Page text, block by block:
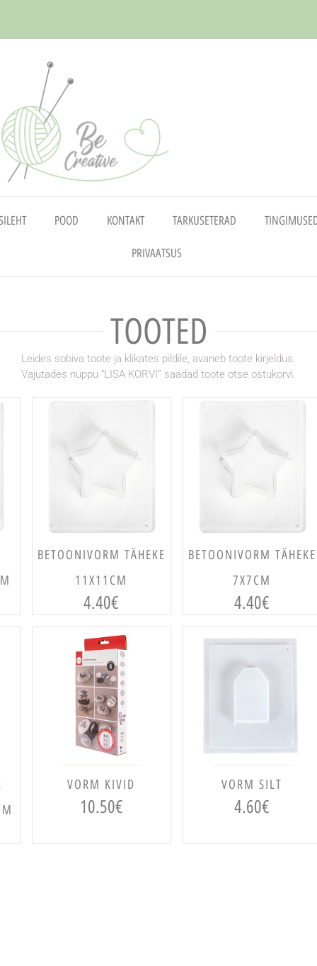
POOD KONTAKT TARKUSETERAD
PRIVAATSUS
TOOTED
Leides sobiva toote ja klikates pildile, avaneb toote kirjeldus.
Vajutades nuppu “LISA KORVI” saadad toote otse ostukorvi.
LISA KORVI
BETOONIVORM TÄHEKE
11X11CM
4.40€
LISA KORVI
BETOONIVORM TÄHEKE
7X7CM
4.40€
LISA KORVI
VORM KIVID
10.50€
LISA KORVI
VORM SILT
4.60€